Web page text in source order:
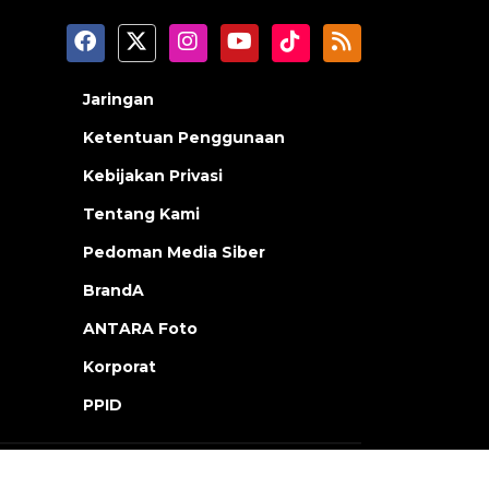
Jaringan
Ketentuan Penggunaan
Kebijakan Privasi
Tentang Kami
Pedoman Media Siber
BrandA
ANTARA Foto
Korporat
PPID